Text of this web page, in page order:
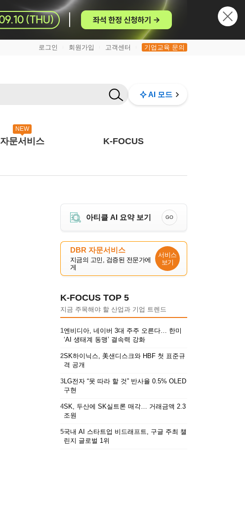
로그인 회원가입 고객센터 기업교육 문의
AI 모드
NEW
자문서비스 K-FOCUS
아티클 AI 요약 보기 GO
DBR 자문서비스
지금의 고민, 검증된 전문가에
게
서비스
보기
K-FOCUS TOP 5
지금 주목해야 할 산업과 기업 트렌드
1엔비디아, 네이버 3대 주주 오른다… 한미
‘AI 생태계 동맹’ 결속력 강화
2SK하이닉스, 美샌디스크와 HBF 첫 표준규
격 공개
3LG전자 “못 따라 할 것” 반사율 0.5% OLED
구현
4SK, 두산에 SK실트론 매각… 거래금액 2.3
조원
5국내 AI 스타트업 비드래프트, 구글 주최 챌
린지 글로벌 1위